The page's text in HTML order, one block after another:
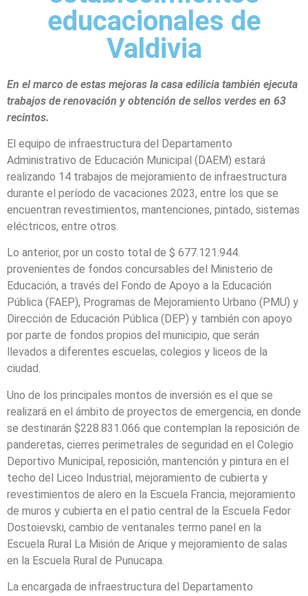
educacionales de
Valdivia
En el marco de estas mejoras la casa edilicia también ejecuta
trabajos de renovación y obtención de sellos verdes en 63
recintos.
El equipo de infraestructura del Departamento
Administrativo de Educación Municipal (DAEM) estará
realizando 14 trabajos de mejoramiento de infraestructura
durante el período de vacaciones 2023, entre los que se
encuentran revestimientos, mantenciones, pintado, sistemas
eléctricos, entre otros.
Lo anterior, por un costo total de $ 677.121.944.
provenientes de fondos concursables del Ministerio de
Educación, a través del Fondo de Apoyo a la Educación
Pública (FAEP), Programas de Mejoramiento Urbano (PMU) y
Dirección de Educación Pública (DEP) y también con apoyo
por parte de fondos propios del municipio, que serán
llevados a diferentes escuelas, colegios y liceos de la
ciudad.
Uno de los principales montos de inversión es el que se
realizará en el ámbito de proyectos de emergencia, en donde
se destinarán $228.831.066 que contemplan la reposición de
panderetas, cierres perimetrales de seguridad en el Colegio
Deportivo Municipal, reposición, mantención y pintura en el
techo del Liceo Industrial, mejoramiento de cubierta y
revestimientos de alero en la Escuela Francia, mejoramiento
de muros y cubierta en el patio central de la Escuela Fedor
Dostoievski, cambio de ventanales termo panel en la
Escuela Rural La Misión de Arique y mejoramiento de salas
en la Escuela Rural de Punucapa.
La encargada de infraestructura del Departamento